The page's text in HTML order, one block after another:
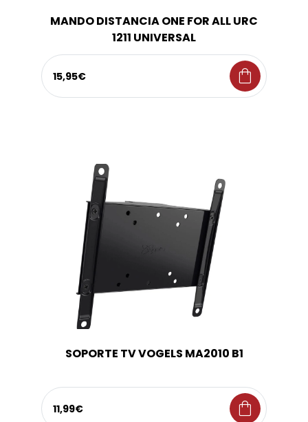
MANDO DISTANCIA ONE FOR ALL URC
1211 UNIVERSAL
15,95€ shopping_bag
SOPORTE TV VOGELS MA2010 B1
11,99€ shopping_bag